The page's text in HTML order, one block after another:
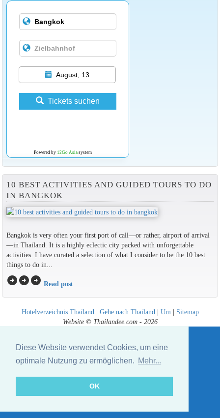
Diese Website verwendet Cookies, um eine
optimale Nutzung zu ermöglichen. Mehr...
OK
August, 13
Tickets suchen
Powered by 12Go Asiasystem
10 BEST ACTIVITIES AND GUIDED TOURS TO DO
IN BANGKOK
Bangkok is very often your first port of call—or rather, airport of arrival
—in Thailand. It is a highly eclectic city packed with unforgettable
activities. I have curated a selection of what I consider to be the 10 best
things to do in...
arrow_circle_rightarrow_circle_rightarrow_circle_right Read post
Hotelverzeichnis Thailand | Gehe nach Thailand | Um | Sitemap
Website © Thailandee.com - 2026